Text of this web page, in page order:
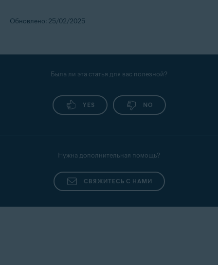
Обновлено: 25/02/2025
Была ли эта статья для вас полезной?
YES NO
Нужна дополнительная помощь?
СВЯЖИТЕСЬ С НАМИ